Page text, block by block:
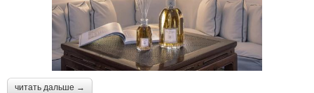
читать дальше →